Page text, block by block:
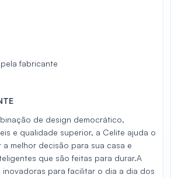
fabricante
de design democrático,
e qualidade superior, a Celite ajuda o
melhor decisão para sua casa e
que são feitas para durar.A
para facilitar o dia a dia dos